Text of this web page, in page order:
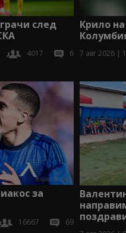
след
4017 6
Крило
7 авг 2026 |
за
16667 69